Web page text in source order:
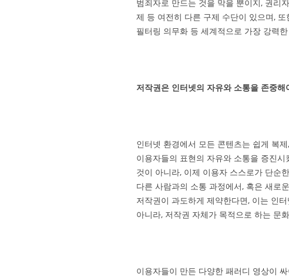
범죄자로 만드는 것을 막을 뿐이지, 권리
제 등 여전히 다른 구제 수단이 있으며,
필터링 의무화 등 세계적으로 가장 강력
저작권은 인터넷의 자유와 소통을 존중해
인터넷 환경에서 모든 콘텐츠는 쉽게 복
이용자들의 표현의 자유와 소통을 증진
것이 아니라, 이제 이용자 스스로가 단순
다른 사람과의 소통 과정에서, 혹은 새로
저작권이 과도하게 제약한다면, 이는 인
아니라, 저작권 자체가 목적으로 하는 문
이용자들이 만든 다양한 패러디 영상이